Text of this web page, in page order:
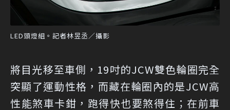
LED頭燈組。記者林昱丞／攝影
將目光移至車側，19吋的JCW雙色輪圈完全
突顯了運動性格，而藏在輪圈內的是JCW高
性能煞車卡鉗，跑得快也要煞得住；在前車